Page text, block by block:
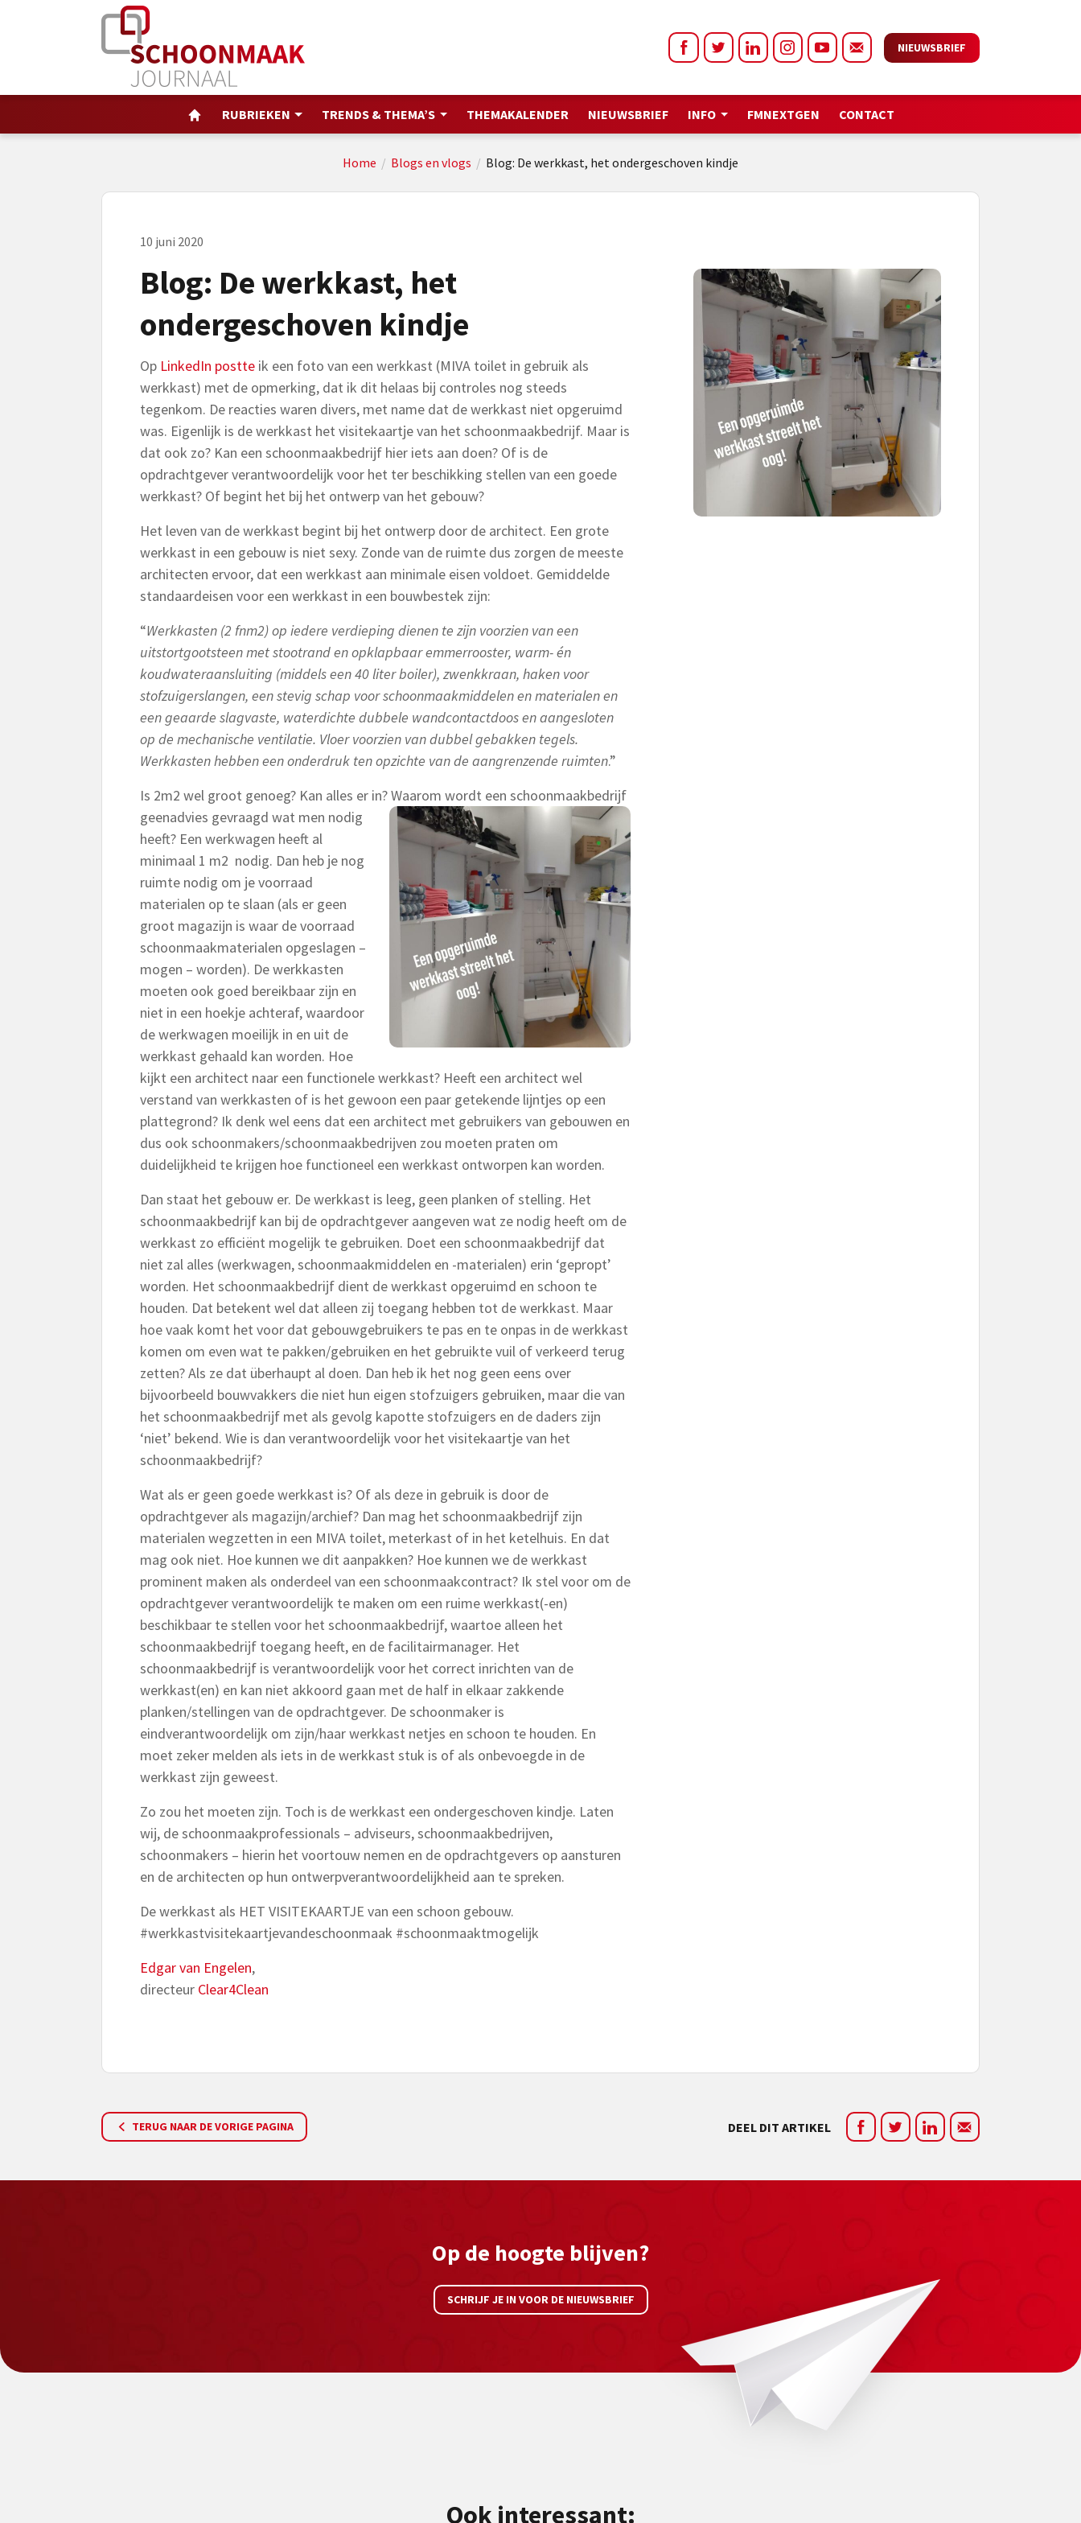
NIEUWSBRIEF
RUBRIEKEN TRENDS & THEMA’S THEMAKALENDER NIEUWSBRIEF INFO FMNEXTGEN CONTACT
Home / Blogs en vlogs / Blog: De werkkast, het ondergeschoven kindje
10 juni 2020
Blog: De werkkast, het
ondergeschoven kindje
Op LinkedIn postte ik een foto van een werkkast (MIVA toilet in gebruik als
werkkast) met de opmerking, dat ik dit helaas bij controles nog steeds
tegenkom. De reacties waren divers, met name dat de werkkast niet opgeruimd
was. Eigenlijk is de werkkast het visitekaartje van het schoonmaakbedrijf. Maar is
dat ook zo? Kan een schoonmaakbedrijf hier iets aan doen? Of is de
opdrachtgever verantwoordelijk voor het ter beschikking stellen van een goede
werkkast? Of begint het bij het ontwerp van het gebouw?
Het leven van de werkkast begint bij het ontwerp door de architect. Een grote
werkkast in een gebouw is niet sexy. Zonde van de ruimte dus zorgen de meeste
architecten ervoor, dat een werkkast aan minimale eisen voldoet. Gemiddelde
standaardeisen voor een werkkast in een bouwbestek zijn:
“Werkkasten (2 fnm2) op iedere verdieping dienen te zijn voorzien van een
uitstortgootsteen met stootrand en opklapbaar emmerrooster, warm- én
koudwateraansluiting (middels een 40 liter boiler), zwenkkraan, haken voor
stofzuigerslangen, een stevig schap voor schoonmaakmiddelen en materialen en
een geaarde slagvaste, waterdichte dubbele wandcontactdoos en aangesloten
op de mechanische ventilatie. Vloer voorzien van dubbel gebakken tegels.
Werkkasten hebben een onderdruk ten opzichte van de aangrenzende ruimten.”
Is 2m2 wel groot genoeg? Kan alles er in? Waarom wordt een schoonmaakbedrijf
geenadvies gevraagd wat men nodig
heeft? Een werkwagen heeft al
minimaal 1 m2 nodig. Dan heb je nog
ruimte nodig om je voorraad
materialen op te slaan (als er geen
groot magazijn is waar de voorraad
schoonmaakmaterialen opgeslagen –
mogen – worden). De werkkasten
moeten ook goed bereikbaar zijn en
niet in een hoekje achteraf, waardoor
de werkwagen moeilijk in en uit de
werkkast gehaald kan worden. Hoe
kijkt een architect naar een functionele werkkast? Heeft een architect wel
verstand van werkkasten of is het gewoon een paar getekende lijntjes op een
plattegrond? Ik denk wel eens dat een architect met gebruikers van gebouwen en
dus ook schoonmakers/schoonmaakbedrijven zou moeten praten om
duidelijkheid te krijgen hoe functioneel een werkkast ontworpen kan worden.
Dan staat het gebouw er. De werkkast is leeg, geen planken of stelling. Het
schoonmaakbedrijf kan bij de opdrachtgever aangeven wat ze nodig heeft om de
werkkast zo efficiënt mogelijk te gebruiken. Doet een schoonmaakbedrijf dat
niet zal alles (werkwagen, schoonmaakmiddelen en -materialen) erin ‘gepropt’
worden. Het schoonmaakbedrijf dient de werkkast opgeruimd en schoon te
houden. Dat betekent wel dat alleen zij toegang hebben tot de werkkast. Maar
hoe vaak komt het voor dat gebouwgebruikers te pas en te onpas in de werkkast
komen om even wat te pakken/gebruiken en het gebruikte vuil of verkeerd terug
zetten? Als ze dat überhaupt al doen. Dan heb ik het nog geen eens over
bijvoorbeeld bouwvakkers die niet hun eigen stofzuigers gebruiken, maar die van
het schoonmaakbedrijf met als gevolg kapotte stofzuigers en de daders zijn
‘niet’ bekend. Wie is dan verantwoordelijk voor het visitekaartje van het
schoonmaakbedrijf?
Wat als er geen goede werkkast is? Of als deze in gebruik is door de
opdrachtgever als magazijn/archief? Dan mag het schoonmaakbedrijf zijn
materialen wegzetten in een MIVA toilet, meterkast of in het ketelhuis. En dat
mag ook niet. Hoe kunnen we dit aanpakken? Hoe kunnen we de werkkast
prominent maken als onderdeel van een schoonmaakcontract? Ik stel voor om de
opdrachtgever verantwoordelijk te maken om een ruime werkkast(-en)
beschikbaar te stellen voor het schoonmaakbedrijf, waartoe alleen het
schoonmaakbedrijf toegang heeft, en de facilitairmanager. Het
schoonmaakbedrijf is verantwoordelijk voor het correct inrichten van de
werkkast(en) en kan niet akkoord gaan met de half in elkaar zakkende
planken/stellingen van de opdrachtgever. De schoonmaker is
eindverantwoordelijk om zijn/haar werkkast netjes en schoon te houden. En
moet zeker melden als iets in de werkkast stuk is of als onbevoegde in de
werkkast zijn geweest.
Zo zou het moeten zijn. Toch is de werkkast een ondergeschoven kindje. Laten
wij, de schoonmaakprofessionals – adviseurs, schoonmaakbedrijven,
schoonmakers – hierin het voortouw nemen en de opdrachtgevers op aansturen
en de architecten op hun ontwerpverantwoordelijkheid aan te spreken.
De werkkast als HET VISITEKAARTJE van een schoon gebouw.
#werkkastvisitekaartjevandeschoonmaak #schoonmaaktmogelijk
Edgar van Engelen,
directeur Clear4Clean
TERUG NAAR DE VORIGE PAGINA DEEL DIT ARTIKEL
Op de hoogte blijven?
SCHRIJF JE IN VOOR DE NIEUWSBRIEF
Ook interessant: